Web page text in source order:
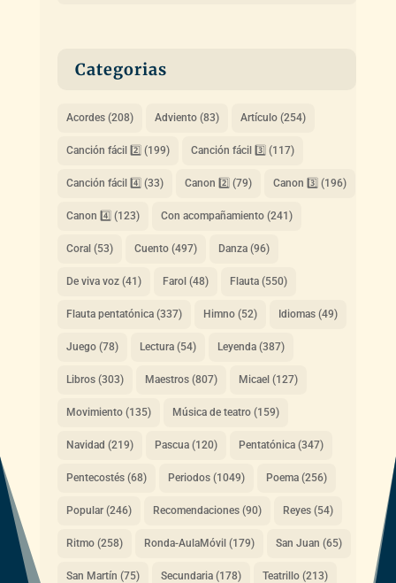
Categorias
Acordes(208) Adviento(83) Artículo(254)
Canción fácil 2️⃣ (199) Canción fácil 3️⃣ (117)
Canción fácil 4️⃣ (33) Canon 2️⃣ (79) Canon 3️⃣ (196)
Canon 4️⃣ (123) Con acompañamiento(241)
Coral(53) Cuento(497) Danza(96)
De viva voz(41) Farol(48) Flauta(550)
Flauta pentatónica(337) Himno(52) Idiomas(49)
Juego(78) Lectura(54) Leyenda(387)
Libros(303) Maestros(807) Micael(127)
Movimiento(135) Música de teatro(159)
Navidad (219) Pascua(120) Pentatónica(347)
Pentecostés(68) Periodos(1049) Poema(256)
Popular(246) Recomendaciones(90) Reyes(54)
Ritmo(258) Ronda-AulaMóvil(179) San Juan (65)
San Martín (75) Secundaria(178) Teatrillo(213)